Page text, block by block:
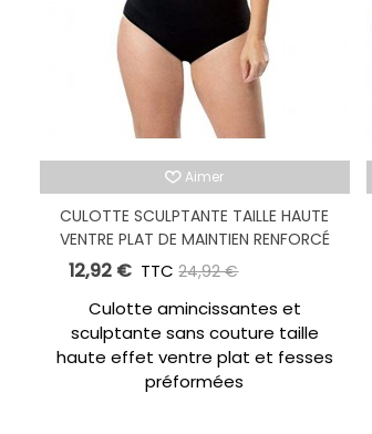
Aimer
CULOTTE SCULPTANTE TAILLE HAUTE
VENTRE PLAT DE MAINTIEN RENFORCÉ
12,92 € TTC 24,92 €
Culotte amincissantes et
sculptante sans couture taille
haute effet ventre plat et fesses
préformées